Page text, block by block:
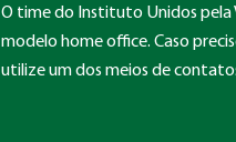
O time do Instituto Unidos pela
modelo home office. Caso
utilize um dos meios de